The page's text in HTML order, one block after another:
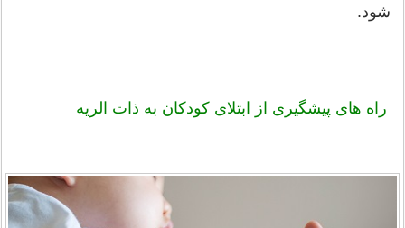
شود.
راه های پیشگیری از ابتلای کودکان به ذات الریه